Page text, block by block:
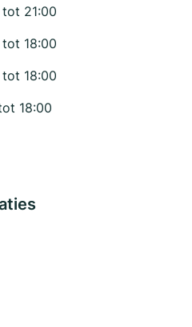
21:00
18:00
18:00
18:00